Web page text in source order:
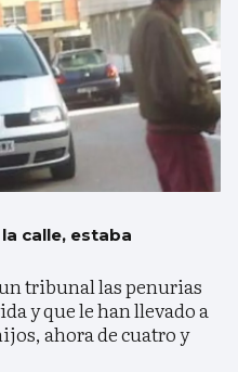
calle, estaba
tribunal las penurias
y que le han llevado a
ahora de cuatro y